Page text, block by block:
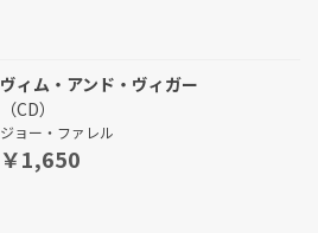
ヴィム・アンド・ヴィガー
（CD）
ジョー・ファレル
￥1,650